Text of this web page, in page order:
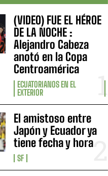
(VIDEO) FUE EL HÉROE
DE LA NOCHE :
Alejandro Cabeza
anotó en la Copa
Centroamérica
ECUATORIANOS EN EL
EXTERIOR
El amistoso entre
Japón y Ecuador ya
tiene fecha y hora
SF